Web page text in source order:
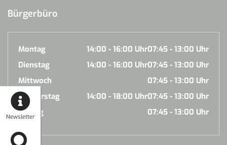
Newsletter
Bürgerbüro
Montag 07:45 - 13:00 Uhr
14:00 - 16:00 Uhr
Dienstag
07:45 - 13:00 Uhr
14:00 - 16:00 Uhr
Mittwoch
07:45 - 13:00 Uhr
Donnerstag
07:45 - 13:00 Uhr
14:00 - 18:00 Uhr
Freitag
07:45 - 13:00 Uhr